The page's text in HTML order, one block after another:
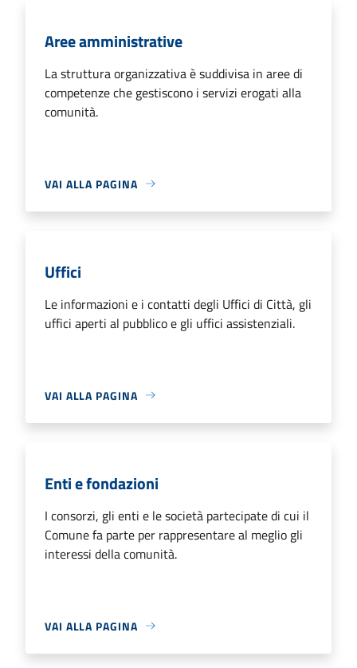
Aree amministrative
La struttura organizzativa è suddivisa in aree di
competenze che gestiscono i servizi erogati alla
comunità.
VAI ALLA PAGINA
Uffici
Le informazioni e i contatti degli Uffici di Città, gli
uffici aperti al pubblico e gli uffici assistenziali.
VAI ALLA PAGINA
Enti e fondazioni
I consorzi, gli enti e le società partecipate di cui il
Comune fa parte per rappresentare al meglio gli
interessi della comunità.
VAI ALLA PAGINA